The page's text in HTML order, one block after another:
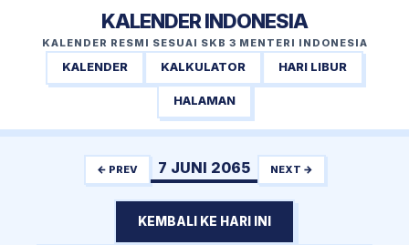
KALENDER INDONESIA
KALENDER RESMI SESUAI SKB 3 MENTERI INDONESIA
KALENDER KALKULATOR HARI LIBUR
HALAMAN
← PREV 7 JUNI 2065 NEXT →
KEMBALI KE HARI INI